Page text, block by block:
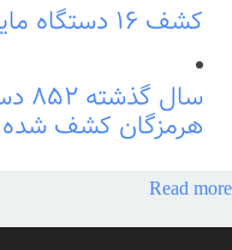
کشف ۱۶ دستگاه ماینر غیرمجاز در استان مرکزی
هرمزگان کشف
Read more